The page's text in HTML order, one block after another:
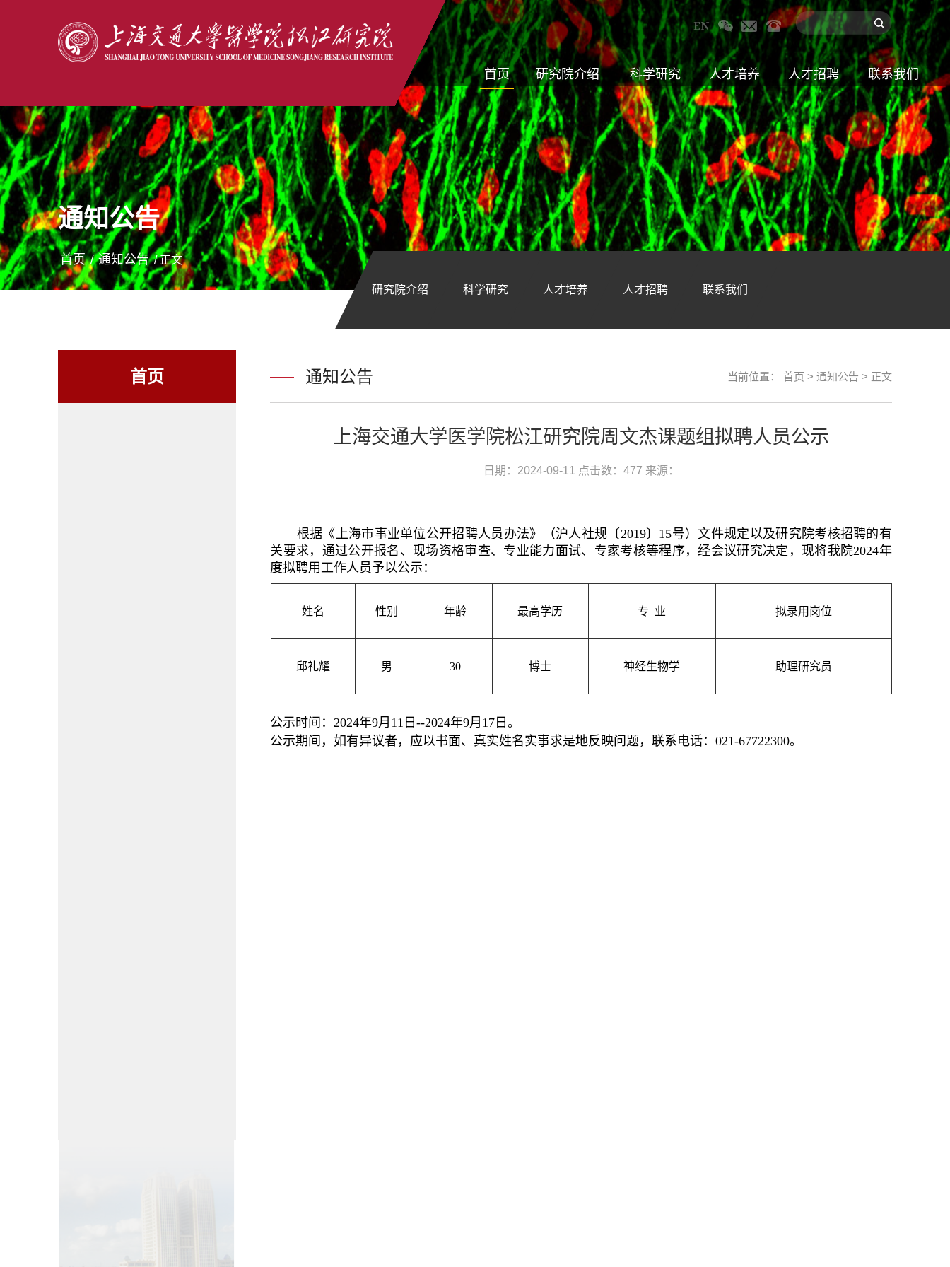
首页 研究院介绍 科学研究 人才培养 人才招聘 联系我们
通知公告
首页/通知公告/ 正文
研究院介绍 科学研究 人才培养 人才招聘 联系我们
首页 通知公告 当前位置： 首页 > 通知公告 > 正文
上海交通大学医学院松江研究院周文杰课题组拟聘人员公示
日期：2024-09-11 点击数： 477 来源：
根据《上海市事业单位公开招聘人员办法》（沪人社规〔2019〕 15号）文件规定以及研究院考核招聘的有
关要求，通过公开报名、现场资格审查、专业能力面试、专家考核等程序，经会议研究决定，现将我院2024年
度拟聘用工作人员予以公示：
姓名 性别 年龄 最高学历 专 业 拟录用岗位
邱礼耀 男 30 博士 神经生物学 助理研究员
公示时间： 2024年9月 11 日--2024年9月 17 日。
公示期间，如有异议者，应以书面、真实姓名实事求是地反映问题，联系电话：021-67722300。